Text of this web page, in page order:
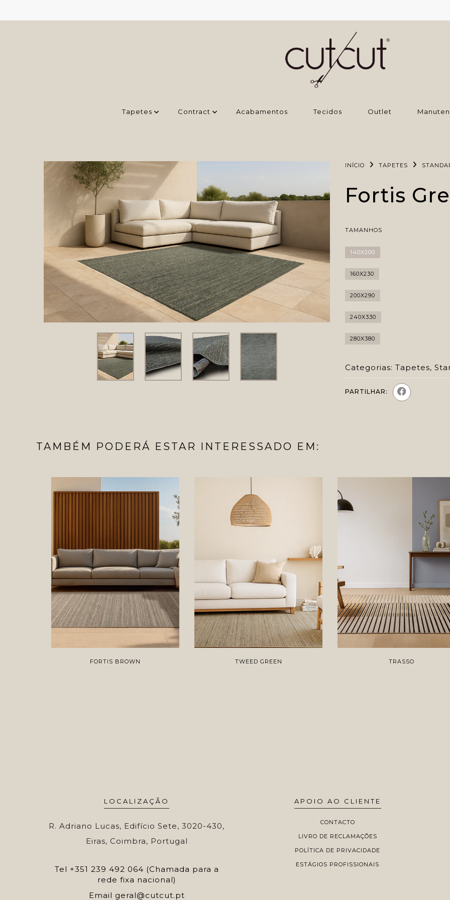
Tapetes Contract ‌Acabamentos Tecidos Outlet
INÍCIO TAPETES
Fortis
TAMANHOS
140X200
160X230
200X290
240X330
280X380
Categorias: Tapetes,
PARTILHAR:
TAMBÉM PODERÁ ESTAR INTERESSADO EM:
FORTIS BROWN TWEED GREEN TRASSO
LOCALIZAÇÃO
R. Adriano Lucas, Edifício Sete, 3020-430,
Eiras, Coimbra, Portugal
Tel +351 239 492 064 (Chamada para a
rede fixa nacional)
Email geral@cutcut.pt
APOIO AO CLIENTE
CONTACTO
LIVRO DE RECLAMAÇÕES
POLÍTICA DE PRIVACIDADE
ESTÁGIOS PROFISSIONAIS